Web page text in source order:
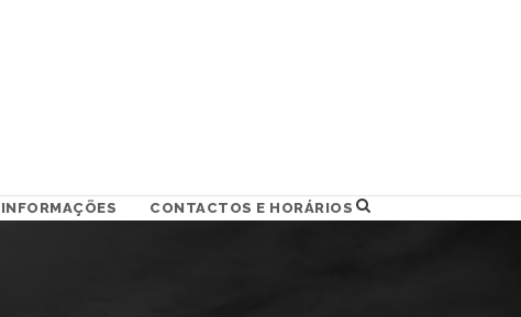
INFORMAÇÕES CONTACTOS E HORÁRIOS